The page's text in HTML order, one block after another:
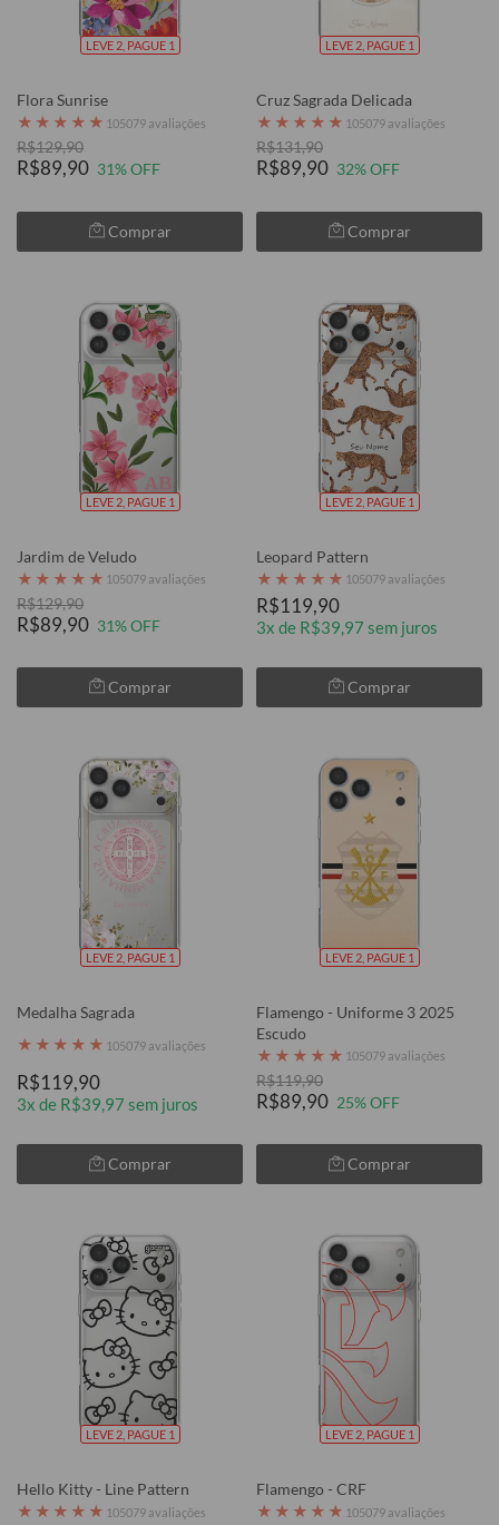
LEVE 2, PAGUE 1
Flora Sunrise
★ ★ ★ ★ ★ 105079 avaliações
R$129,90
R$89,90 31% OFF
Comprar
LEVE 2, PAGUE 1
Cruz Sagrada Delicada
★ ★ ★ ★ ★ 105079 avaliações
R$131,90
R$89,90 32% OFF
Comprar
LEVE 2, PAGUE 1
Jardim de Veludo
★ ★ ★ ★ ★ 105079 avaliações
R$129,90
R$89,90 31% OFF
Comprar
LEVE 2, PAGUE 1
Leopard Pattern
★ ★ ★ ★ ★ 105079 avaliações
R$119,90
3x de R$39,97 sem juros
Comprar
LEVE 2, PAGUE 1
Medalha Sagrada
★ ★ ★ ★ ★ 105079 avaliações
R$119,90
3x de R$39,97 sem juros
Comprar
LEVE 2, PAGUE 1
Flamengo - Uniforme 3 2025
Escudo
★ ★ ★ ★ ★ 105079 avaliações
R$119,90
R$89,90 25% OFF
Comprar
LEVE 2, PAGUE 1
Hello Kitty - Line Pattern
★ ★ ★ ★ ★ 105079 avaliações
LEVE 2, PAGUE 1
Flamengo - CRF
★ ★ ★ ★ ★ 105079 avaliações